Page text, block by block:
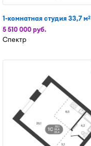
1-комнатная студия 33,7 м2
5 510 000 руб.
Спектр